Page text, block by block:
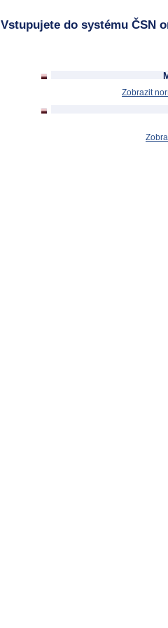
Vstupujete do systému ČSN
Zobrazit